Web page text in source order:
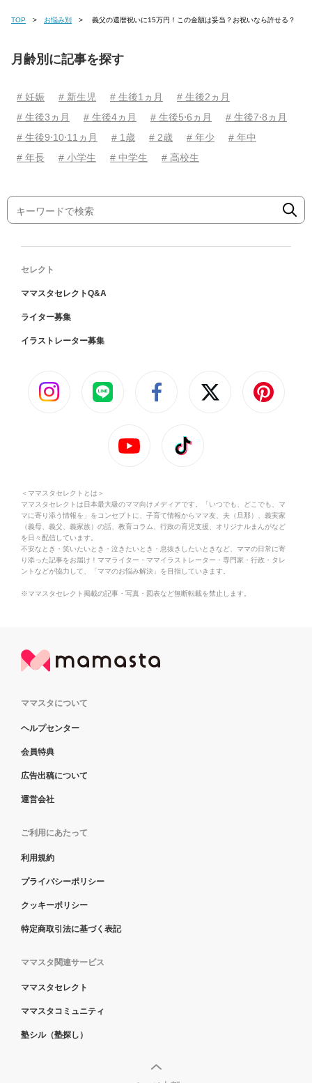
TOP お悩み別 義父の還暦祝いに15万円！この金額は妥当？お祝いなら許せる？
月齢別に記事を探す
# 妊娠 # 新生児 # 生後1ヵ月
# 生後2ヵ月
# 生後3ヵ月
# 生後4ヵ月 # 生後5⋅6ヵ月
# 生後7⋅8ヵ月
# 生後9⋅10⋅11ヵ月
# 1歳 # 2歳 # 年少
# 年中
# 年長
# 小学生 # 中学生 # 高校生
セレクト
ママスタセレクトQ&A
ライター募集
イラストレーター募集
＜ママスタセレクトとは＞
ママスタセレクトは日本最大級のママ向けメディアです。「いつでも、どこでも、マ
マに寄り添う情報を」をコンセプトに、子育て情報からママ友、夫（旦那）、義実家
（義母、義父、義家族）の話、教育コラム、行政の育児支援、オリジナルまんがなど
を日々配信しています。
不安なとき・笑いたいとき・泣きたいとき・息抜きしたいときなど、ママの日常に寄
り添った記事をお届け！ママライター・ママイラストレーター・専門家・行政・タレ
ントなどが協力して、「ママのお悩み解決」を目指していきます。
※ママスタセレクト掲載の記事・写真・図表など無断転載を禁止します。
ママスタについて
ヘルプセンター
会員特典
広告出稿について
運営会社
ご利用にあたって
利用規約
プライバシーポリシー
クッキーポリシー
特定商取引法に基づく表記
ママスタ関連サービス
ママスタセレクト
ママスタコミュニティ
塾シル（塾探し）